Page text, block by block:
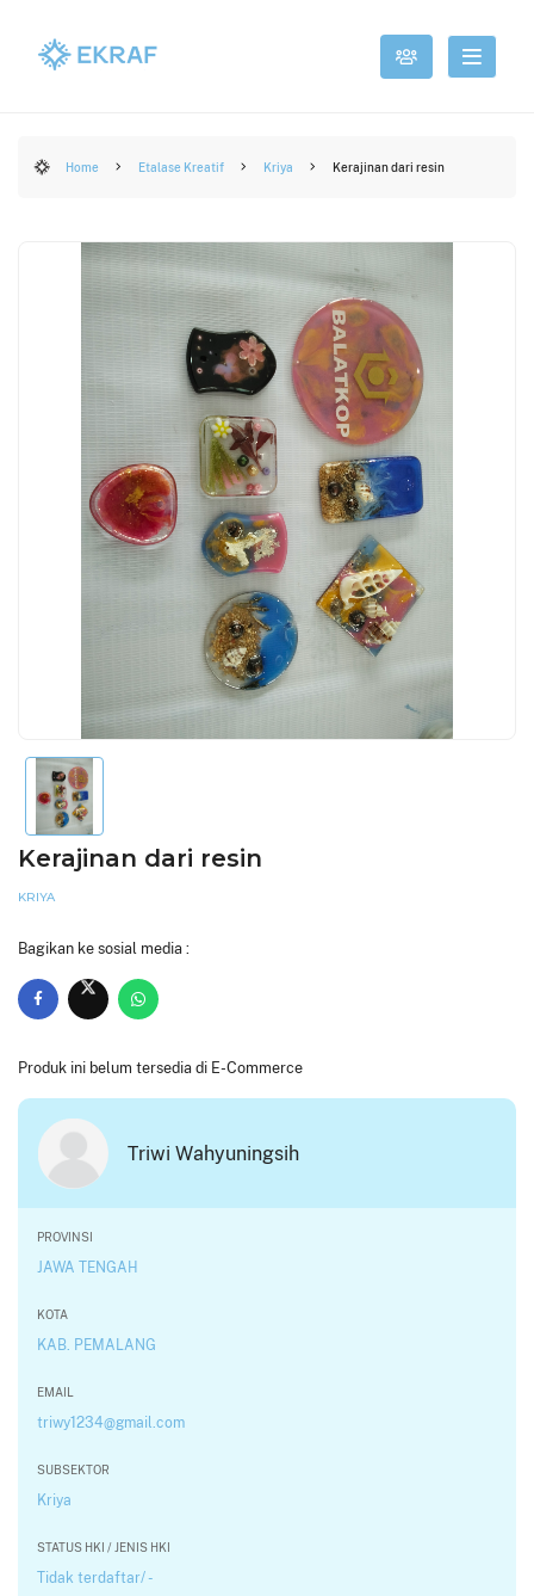
Home Etalase Kreatif Kriya Kerajinan dari resin
Kerajinan dari resin
KRIYA
Bagikan ke sosial media :
Produk ini belum tersedia di E-Commerce
Triwi Wahyuningsih
PROVINSI
JAWA TENGAH
KOTA
KAB. PEMALANG
EMAIL
triwy1234@gmail.com
SUBSEKTOR
Kriya
STATUS HKI / JENIS HKI
Tidak terdaftar/ -